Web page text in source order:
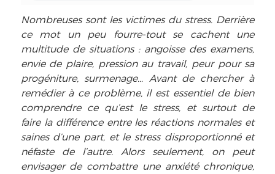
Nombreuses sont les victimes du stress. Derrière
ce mot un peu fourre-tout se cachent une
multitude de situations : angoisse des examens,
envie de plaire, pression au travail, peur pour sa
progéniture, surmenage… Avant de chercher à
remédier à ce problème, il est essentiel de bien
comprendre ce qu’est le stress, et surtout de
faire la différence entre les réactions normales et
saines d’une part, et le stress disproportionné et
néfaste de l’autre. Alors seulement, on peut
envisager de combattre une anxiété chronique,